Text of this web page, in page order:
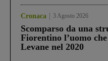
Cronaca 3 Agosto 2026
Scomparso da una
Fiorentino l’uomo
Levane nel 2020